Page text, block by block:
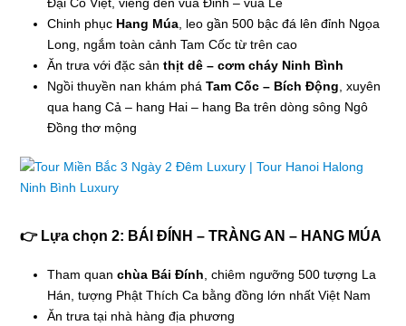
Chinh phục Hang Múa , leo gần 500 bậc đá lên đỉnh Ngọa
Long, ngắm toàn cảnh Tam Cốc từ trên cao
Ăn trưa với đặc sảnthịt dê – cơm cháy Ninh Bình
Ngồi thuyền nan khám pháTam Cốc – Bích Động , xuyên
qua hang Cả – hang Hai – hang Ba trên dòng sông Ngô
Đồng thơ mộng
👉 Lựa chọn 2: BÁI ĐÍNH – TRÀNG AN – HANG MÚA
Tham quanchùa Bái Đính , chiêm ngưỡng 500 tượng La
Hán, tượng Phật Thích Ca bằng đồng lớn nhất Việt Nam
Ăn trưa tại nhà hàng địa phương